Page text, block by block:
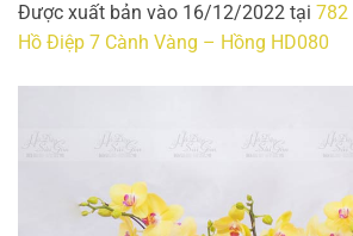
Được xuất bản vào 16/12/2022 tại 782
Hồ Điệp 7 Cành Vàng – Hồng HD080